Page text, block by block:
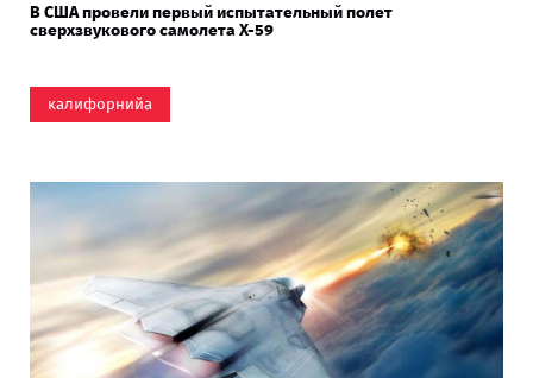
В США провели первый испытательный полет
сверхзвукового самолета X-59
калифорнийа